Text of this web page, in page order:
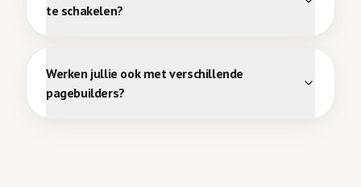
te schakelen?
Werken jullie ook met verschillende
pagebuilders?